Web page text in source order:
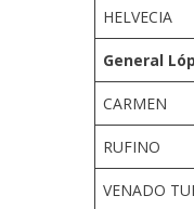
HELVECIA
General
CARMEN
RUFINO
VENADO